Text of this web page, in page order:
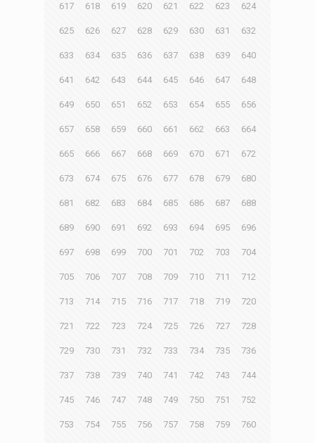
617 618 619 620 621 622 623 624
625 626 627 628 629 630 631 632
633 634 635 636 637 638 639 640
641 642 643 644 645 646 647 648
649 650 651 652 653 654 655 656
657 658 659 660 661 662 663 664
665 666 667 668 669 670 671 672
673 674 675 676 677 678 679 680
681 682 683 684 685 686 687 688
689 690 691 692 693 694 695 696
697 698 699 700 701 702 703 704
705 706 707 708 709 710 711 712
713 714 715 716 717 718 719 720
721 722 723 724 725 726 727 728
729 730 731 732 733 734 735 736
737 738 739 740 741 742 743 744
745 746 747 748 749 750 751 752
753 754 755 756 757 758 759 760